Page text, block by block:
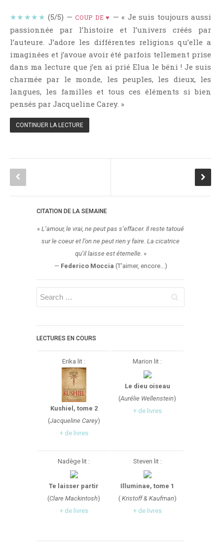
Throwback Thursday Livresque
Top Ten Tuesday
Young Adult
★★★★★ (5/5) —COUP DE ♥ — « Je suis toujours aussi
passionnée par l’histoire et l’univers créés par
l’auteure. J’adore les différentes religions qu’elle a
imaginées et j’avoue avoir été parfois tellement prise
dans ma lecture que j’en ai prié Elua le béni ! Je suis
charmée par le monde, les peuples, les dieux, les
langues, les familles et tous ces éléments si bien
pensés par Jacqueline Carey. »
CONTINUER LA LECTURE
CITATION DE LA SEMAINE
« L’amour, le vrai, ne peut pas s’effacer. Il reste tatoué
sur le coeur et l’on ne peut rien y faire. La cicatrice
qu’il laisse est éternelle. »
— Federico Moccia (T'aimer, encore...)
LECTURES EN COURS
Erika lit :
Kushiel, tome 2
(Jacqueline Carey)
+ de livres
Marion lit :
Le dieu oiseau
(Aurélie Wellenstein)
+ de livres
Nadège lit :
Te laisser partir
(Clare Mackintosh)
+ de livres
Steven lit :
Illuminae, tome 1
(Kristoff & Kaufman)
+ de livres